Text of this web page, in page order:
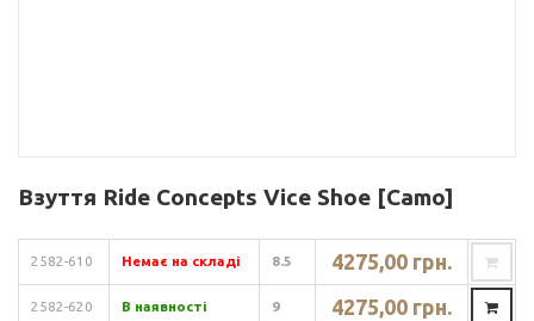
Взуття Ride Concepts Vice Shoe [Camo]
2582-610 Немає на складі 8.5 4275,00 грн.
2582-620 В наявності 9 4275,00 грн.